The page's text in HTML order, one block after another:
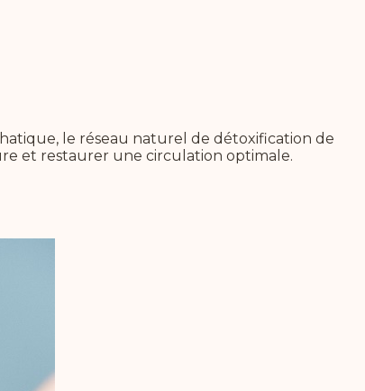
le réseau naturel de détoxification de
et restaurer une circulation optimale.